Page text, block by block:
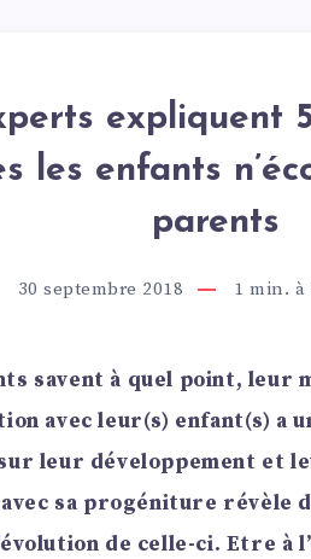
expliquent
les enfants
parents
30 septembre 2018 1 min. à
savent à quel point, leur
avec leur(s) enfant(s) a
leur développement et
sa progéniture révèle
de celle-ci. Etre à